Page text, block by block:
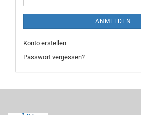
ANMELDEN
Konto erstellen
Passwort vergessen?